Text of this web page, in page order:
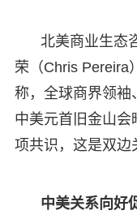
北美商业生态
荣（Chris Pereira
称，全球商界领袖
中美元首旧金山会
项共识，这是双边
中美关系向好